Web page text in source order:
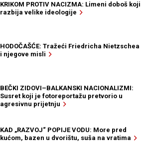
KRIKOM PROTIV NACIZMA: Limeni doboš koji
razbija velike ideologije
HODOČAŠĆE: Tražeći Friedricha Nietzschea
i njegove misli
BEČKI ZIDOVI–BALKANSKI NACIONALIZMI:
Susret koji je fotoreportažu pretvorio u
agresivnu prijetnju
KAD „RAZVOJ“ POPIJE VODU: More pred
kućom, bazen u dvorištu, suša na vratima